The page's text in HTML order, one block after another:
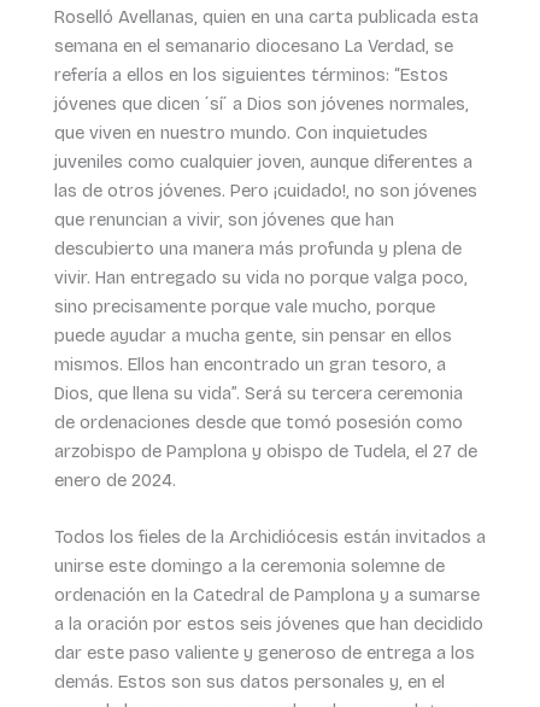
Roselló Avellanas, quien en una carta publicada esta
semana en el semanario diocesano La Verdad, se
refería a ellos en los siguientes términos: “Estos
jóvenes que dicen ´sí´ a Dios son jóvenes normales,
que viven en nuestro mundo. Con inquietudes
juveniles como cualquier joven, aunque diferentes a
las de otros jóvenes. Pero ¡cuidado!, no son jóvenes
que renuncian a vivir, son jóvenes que han
descubierto una manera más profunda y plena de
vivir. Han entregado su vida no porque valga poco,
sino precisamente porque vale mucho, porque
puede ayudar a mucha gente, sin pensar en ellos
mismos. Ellos han encontrado un gran tesoro, a
Dios, que llena su vida”. Será su tercera ceremonia
de ordenaciones desde que tomó posesión como
arzobispo de Pamplona y obispo de Tudela, el 27 de
enero de 2024.
Todos los fieles de la Archidiócesis están invitados a
unirse este domingo a la ceremonia solemne de
ordenación en la Catedral de Pamplona y a sumarse
a la oración por estos seis jóvenes que han decidido
dar este paso valiente y generoso de entrega a los
demás. Estos son sus datos personales y, en el